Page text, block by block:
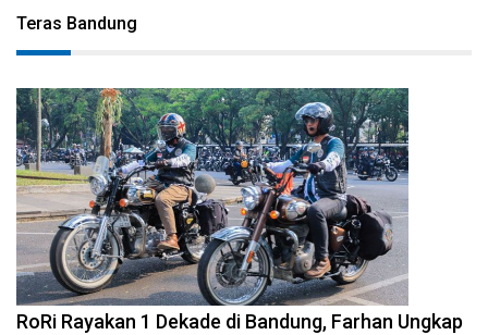
Teras Bandung
2026-08-09 09:55:44
RoRi Rayakan 1 Dekade di Bandung, Farhan Ungkap